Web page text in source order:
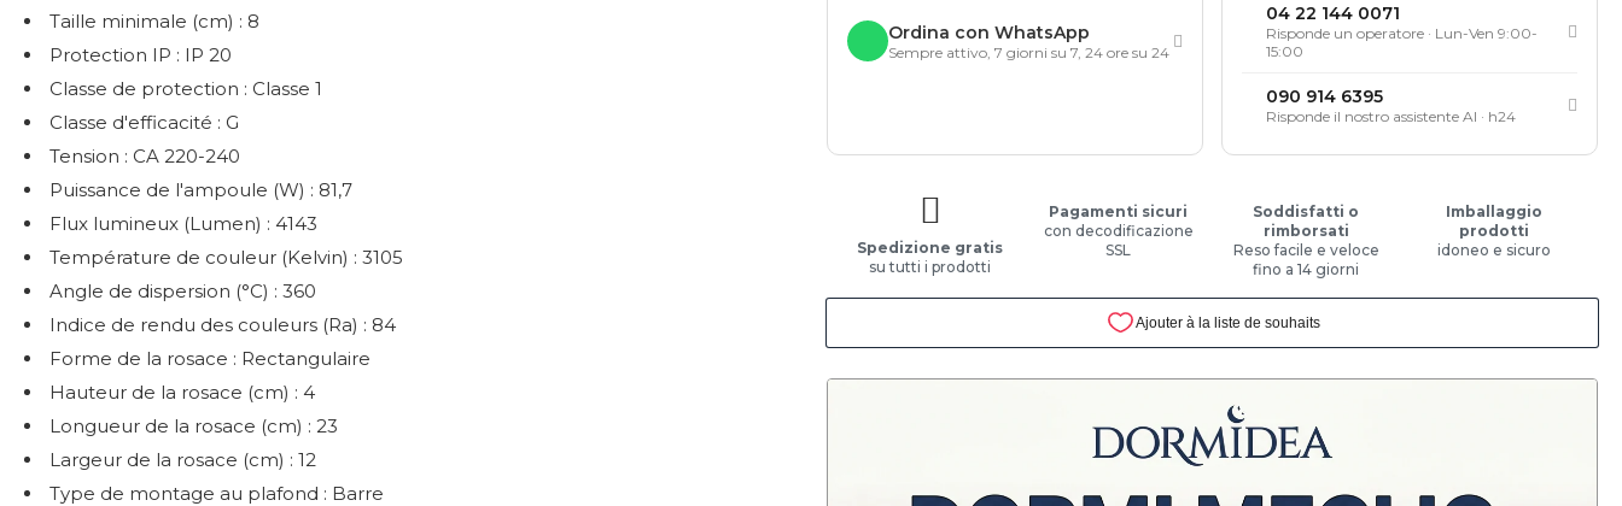
Taille minimale (cm) : 8
Protection IP : IP 20
Classe de protection : Classe 1
Classe d'efficacité : G
Tension : CA 220-240
Puissance de l'ampoule (W) : 81,7
Flux lumineux (Lumen) : 4143
Température de couleur (Kelvin) : 3105
Angle de dispersion (°C) : 360
Indice de rendu des couleurs (Ra) : 84
Forme de la rosace : Rectangulaire
Hauteur de la rosace (cm) : 4
Longueur de la rosace (cm) : 23
Largeur de la rosace (cm) : 12
Type de montage au plafond : Barre
Ordina con WhatsApp
Sempre attivo, 7 giorni su 7, 24 ore su 24
04 22 144 0071
Risponde un operatore · Lun-Ven 9:00-
15:00
090 914 6395
Risponde il nostro assistente AI · h24
Spedizione gratis
su tutti i prodotti
Pagamenti sicuri
con decodificazione
SSL
Soddisfatti o
rimborsati
Reso facile e veloce
fino a 14 giorni
Imballaggio
prodotti
idoneo e sicuro